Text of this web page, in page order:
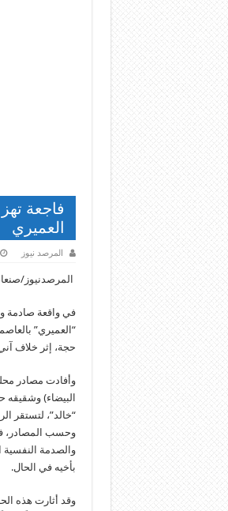
فاجعة
العميري
المرصد نيوز
المرصدنيوز/
​في واقعة صادمة
“العميري”
حجة، إثر خلاف
​وأفادت مصادر
البيضاء)
“خالد”، لتستقر
​وحسب المصادر،
والصدمة النفسية
بأخيه في الحال.
​وقد أثارت هذه